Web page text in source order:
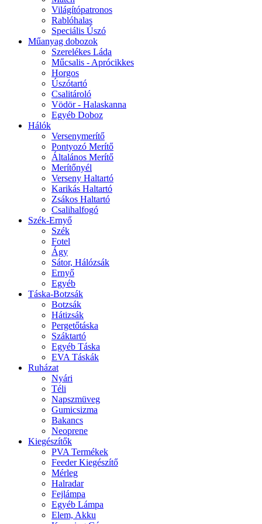
Világítópatronos
Rablóhalas
Speciális Úszó
Műanyag dobozok
Szerelékes Láda
Műcsalis - Aprócikkes
Horgos
Úszótartó
Csalitároló
Vödör - Halaskanna
Egyéb Doboz
Hálók
Versenymerítő
Pontyozó Merítő
Általános Merítő
Merítőnyél
Verseny Haltartó
Karikás Haltartó
Zsákos Haltartó
Csalihalfogó
Szék-Ernyő
Szék
Fotel
Ágy
Sátor, Hálózsák
Ernyő
Egyéb
Táska-Botzsák
Botzsák
Hátizsák
Pergetőtáska
Száktartó
Egyéb Táska
EVA Táskák
Ruházat
Nyári
Téli
Napszmüveg
Gumicsizma
Bakancs
Neoprene
Kiegészítők
PVA Termékek
Feeder Kiegészítő
Mérleg
Halradar
Fejlámpa
Egyéb Lámpa
Elem, Akku